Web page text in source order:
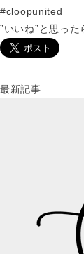
#cloopunited
”いいね”と思っ
最新記事